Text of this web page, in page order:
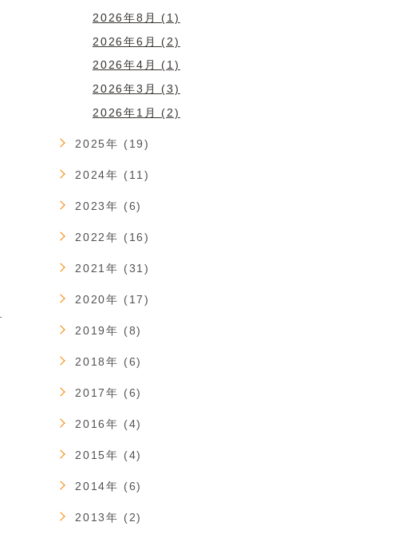
2026年8月 (1)
2026年6月 (2)
2026年4月 (1)
2026年3月 (3)
2026年1月 (2)
2025年 (19)
2024年 (11)
2023年 (6)
2022年 (16)
2021年 (31)
2020年 (17)
2019年 (8)
2018年 (6)
2017年 (6)
2016年 (4)
2015年 (4)
2014年 (6)
2013年 (2)